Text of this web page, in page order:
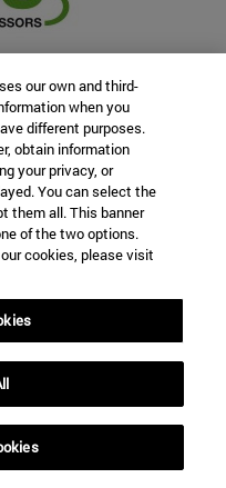
our own and third-
when you
different purposes.
obtain information
your privacy, or
You can select the
them all. This banner
of the two options.
cookies, please visit